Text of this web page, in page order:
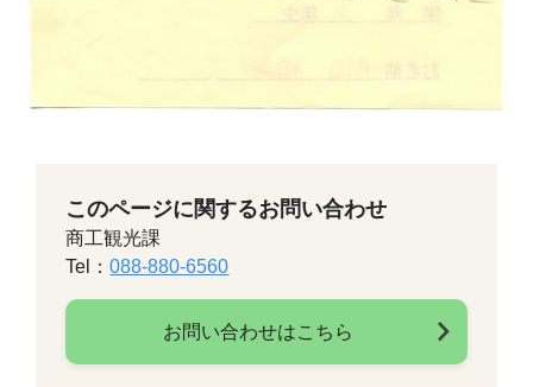
このページに関するお問い合わせ
商工観光課
Tel：088-880-6560
お問い合わせはこちら